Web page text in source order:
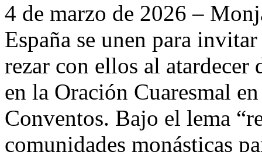
4 de marzo de 2026 –
España se unen para
rezar con ellos al
en la Oración Cuaresmal
Conventos. Bajo el lema
comunidades monásticas